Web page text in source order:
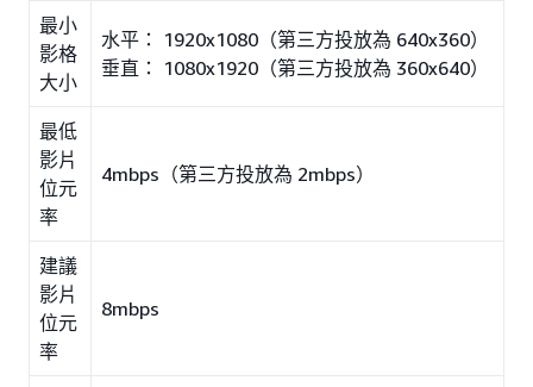
最小
影格
大小
水平： 1920x1080（第三方投放為 640x360）
垂直： 1080x1920（第三方投放為 360x640）
最低
影片
位元
率
4mbps（第三方投放為 2mbps）
建議
影片
位元
率
8mbps